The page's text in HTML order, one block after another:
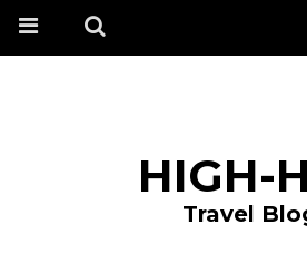
HIGH-
Travel